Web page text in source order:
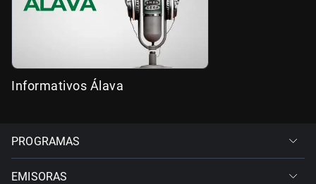
Informativos Álava
PROGRAMAS
EMISORAS